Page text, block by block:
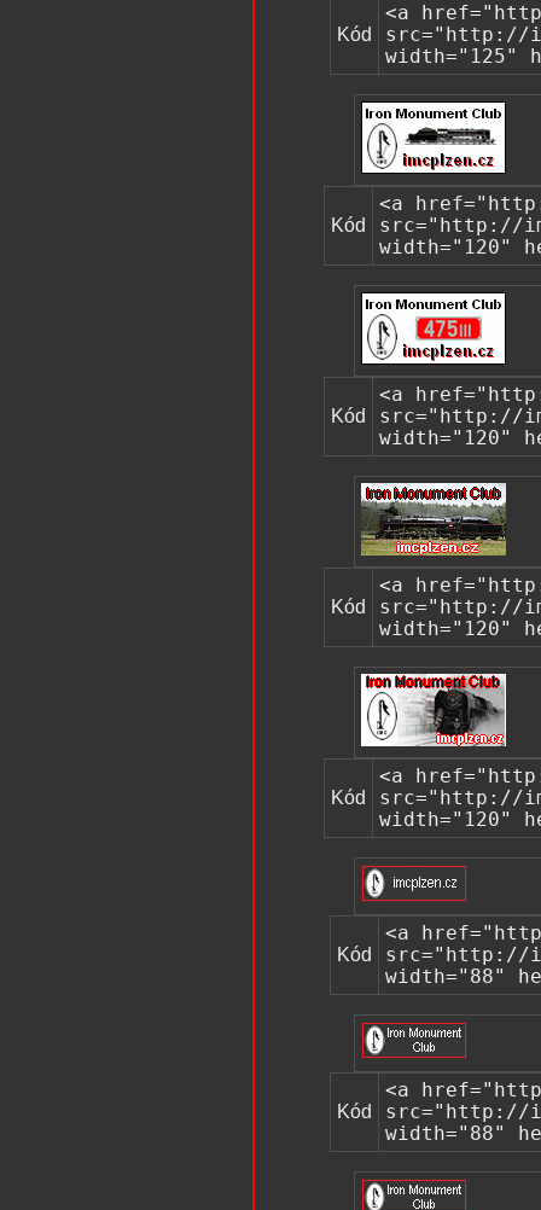
Kód
<a
src="http://
width="125"
Kód
<a
src="http://
width="120"
Kód
<a
src="http://
width="120"
Kód
<a
src="http://
width="120"
Kód
<a
src="http://
width="120"
Kód
<a
src="http://
width="88"
Kód
<a
src="http://
width="88"